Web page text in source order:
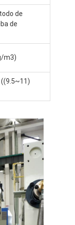
tela
de
de
m3)
((9.5~11)